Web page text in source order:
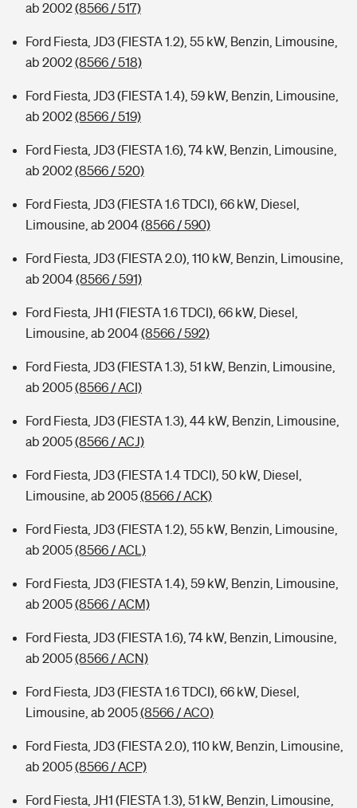
ab 2002(8566 / 517)
Ford Fiesta, JD3 (FIESTA 1.2), 55 kW, Benzin, Limousine,
ab 2002(8566 / 518)
Ford Fiesta, JD3 (FIESTA 1.4), 59 kW, Benzin, Limousine,
ab 2002(8566 / 519)
Ford Fiesta, JD3 (FIESTA 1.6), 74 kW, Benzin, Limousine,
ab 2002(8566 / 520)
Ford Fiesta, JD3 (FIESTA 1.6 TDCI), 66 kW, Diesel,
Limousine, ab 2004(8566 / 590)
Ford Fiesta, JD3 (FIESTA 2.0), 110 kW, Benzin, Limousine,
ab 2004(8566 / 591)
Ford Fiesta, JH1 (FIESTA 1.6 TDCI), 66 kW, Diesel,
Limousine, ab 2004(8566 / 592)
Ford Fiesta, JD3 (FIESTA 1.3), 51 kW, Benzin, Limousine,
ab 2005(8566 / ACI)
Ford Fiesta, JD3 (FIESTA 1.3), 44 kW, Benzin, Limousine,
ab 2005(8566 / ACJ)
Ford Fiesta, JD3 (FIESTA 1.4 TDCI), 50 kW, Diesel,
Limousine, ab 2005(8566 / ACK)
Ford Fiesta, JD3 (FIESTA 1.2), 55 kW, Benzin, Limousine,
ab 2005(8566 / ACL)
Ford Fiesta, JD3 (FIESTA 1.4), 59 kW, Benzin, Limousine,
ab 2005(8566 / ACM)
Ford Fiesta, JD3 (FIESTA 1.6), 74 kW, Benzin, Limousine,
ab 2005(8566 / ACN)
Ford Fiesta, JD3 (FIESTA 1.6 TDCI), 66 kW, Diesel,
Limousine, ab 2005(8566 / ACO)
Ford Fiesta, JD3 (FIESTA 2.0), 110 kW, Benzin, Limousine,
ab 2005(8566 / ACP)
Ford Fiesta, JH1 (FIESTA 1.3), 51 kW, Benzin, Limousine,